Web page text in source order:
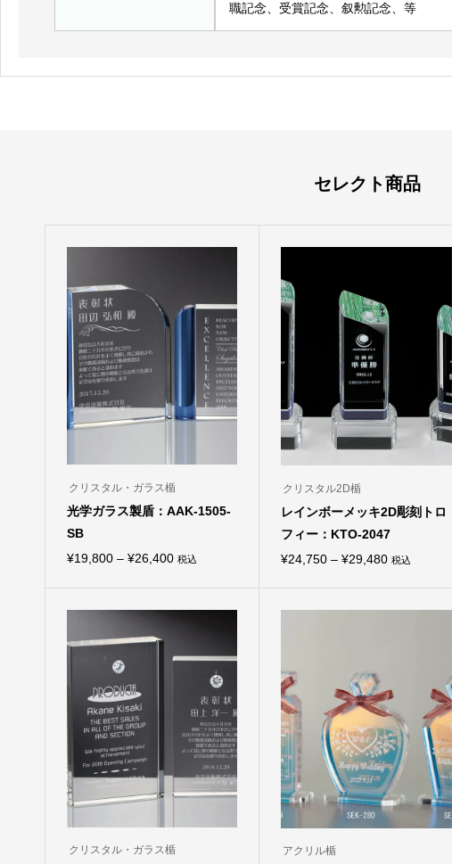
職記念、受賞記念、叙勲記念、等
セレクト商品
クリスタル・ガラス楯
光学ガラス製盾：AAK-1505-
SB
¥19,800 – ¥26,400価
¥26,400
税込
の
品
は
ョ
ン
が
あ
り
す。
クリスタル2D楯
レインボーメッキ2D彫刻トロ
フィー：KTO-2047
¥24,750 – ¥29,480価税込
の
品
数
の
バ
リ
エ
ー
シ
ョ
ン
が
あ
り
す。
クリスタル・ガラス楯 アクリル楯